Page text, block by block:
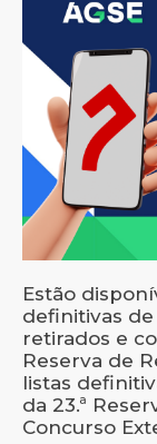
Estão
definitivas de
retirados e
Reserva de
listas
da 23.ª
Concurso